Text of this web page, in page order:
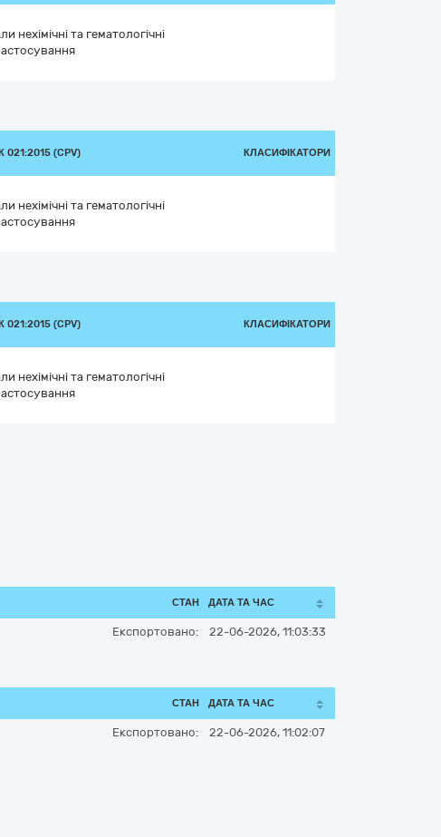
нехімічні та гематологічні
(CPV) КЛАСИФІКАТОРИ
нехімічні та гематологічні
(CPV) КЛАСИФІКАТОРИ
нехімічні та гематологічні
СТАН ДАТА ТА ЧАС
Експортовано: 22-06-2026, 11:03:33
СТАН ДАТА ТА ЧАС
Експортовано: 22-06-2026, 11:02:07